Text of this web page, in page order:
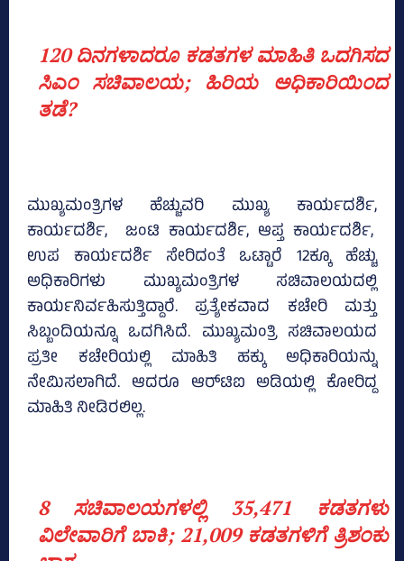
120 ದಿನಗಳಾದರೂ ಕಡತಗಳ ಮಾಹಿತಿ ಒದಗಿಸದ
ಸಿಎಂ ಸಚಿವಾಲಯ; ಹಿರಿಯ ಅಧಿಕಾರಿಯಿಂದ
ತಡೆ?
ಮುಖ್ಯಮಂತ್ರಿಗಳ ಹೆಚ್ಚುವರಿ ಮುಖ್ಯ ಕಾರ್ಯದರ್ಶಿ,
ಕಾರ್ಯದರ್ಶಿ, ಜಂಟಿ ಕಾರ್ಯದರ್ಶಿ, ಆಪ್ತ ಕಾರ್ಯದರ್ಶಿ,
ಉಪ ಕಾರ್ಯದರ್ಶಿ ಸೇರಿದಂತೆ ಒಟ್ಟಾರೆ 12ಕ್ಕೂ ಹೆಚ್ಚು
ಅಧಿಕಾರಿಗಳು ಮುಖ್ಯಮಂತ್ರಿಗಳ ಸಚಿವಾಲಯದಲ್ಲಿ
ಕಾರ್ಯನಿರ್ವಹಿಸುತ್ತಿದ್ದಾರೆ. ಪ್ರತ್ಯೇಕವಾದ ಕಚೇರಿ ಮತ್ತು
ಸಿಬ್ಬಂದಿಯನ್ನೂ ಒದಗಿಸಿದೆ. ಮುಖ್ಯಮಂತ್ರಿ ಸಚಿವಾಲಯದ
ಪ್ರತೀ ಕಚೇರಿಯಲ್ಲಿ ಮಾಹಿತಿ ಹಕ್ಕು ಅಧಿಕಾರಿಯನ್ನು
ನೇಮಿಸಲಾಗಿದೆ. ಆದರೂ ಆರ್‌ಟಿಐ ಅಡಿಯಲ್ಲಿ ಕೋರಿದ್ದ
ಮಾಹಿತಿ ನೀಡಿರಲಿಲ್ಲ.
8 ಸಚಿವಾಲಯಗಳಲ್ಲಿ 35,471 ಕಡತಗಳು
ವಿಲೇವಾರಿಗೆ ಬಾಕಿ; 21,009 ಕಡತಗಳಿಗೆ ತ್ರಿಶಂಕು